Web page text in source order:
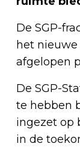
De SGP-
het
afgelopen
De SGP-
te hebben
ingezet op
in de